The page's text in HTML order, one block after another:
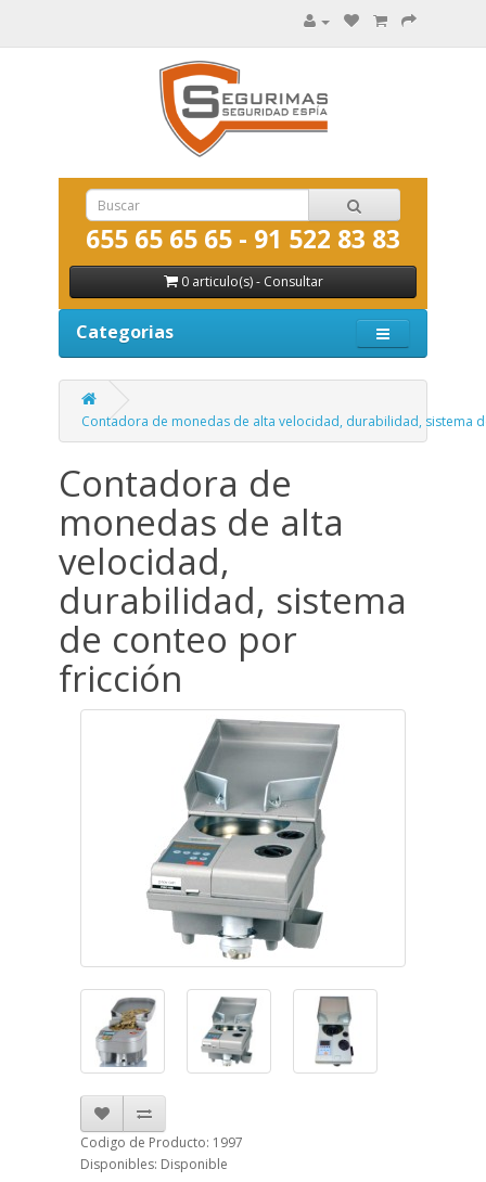
655 65 65 65 - 91 522 83 83
0 articulo(s) - Consultar
Categorias
Contadora de monedas de alta velocidad, durabilidad, sistema
Contadora de
monedas de alta
velocidad,
durabilidad, sistema
de conteo por
fricción
Codigo de Producto: 1997
Disponibles: Disponible